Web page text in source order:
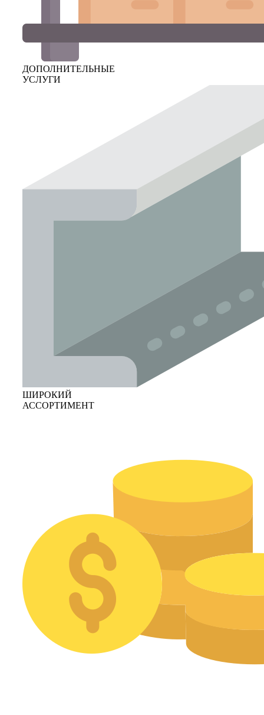
ДОПОЛНИТЕЛЬНЫЕ
УСЛУГИ
ШИРОКИЙ
АССОРТИМЕНТ